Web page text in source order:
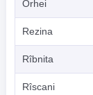
Orhei
Rezina
Rîbnita
Rîscani